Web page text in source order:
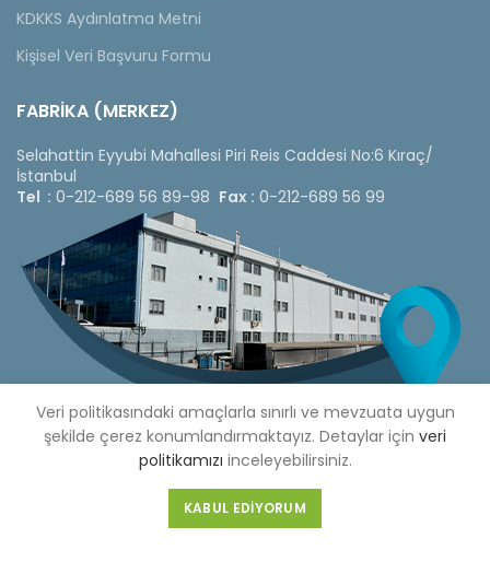
KDKKS Aydınlatma Metni
Kişisel Veri Başvuru Formu
FABRİKA (MERKEZ)
Selahattin Eyyubi Mahallesi Piri Reis Caddesi No:6 Kıraç/
İstanbul
Tel : 0-212-689 56 89-98 Fax : 0-212-689 56 99
Copyright © 2020 Çetinkaya Pano |Çetinkaya Pano Fiyat
Veri politikasındaki amaçlarla sınırlı ve mevzuata uygun
şekilde çerez konumlandırmaktayız. Detaylar için veri
politikamızı inceleyebilirsiniz.
KABUL EDIYORUM